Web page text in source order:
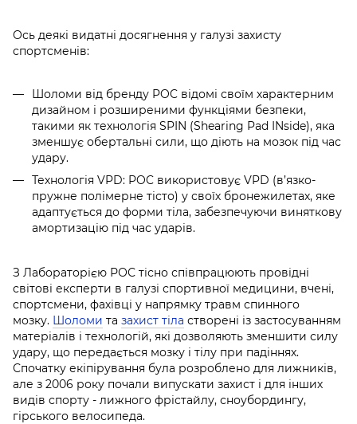
Ось деякі видатні досягнення у галузі захисту
спортсменів:
Шоломи від бренду POC відомі своїм характерним
дизайном і розширеними функціями безпеки,
такими як технологія SPIN (Shearing Pad INside), яка
зменшує обертальні сили, що діють на мозок під час
удару.
Технологія VPD: POC використовує VPD (в’язко-
пружне полімерне тісто) у своїх бронежилетах, яке
адаптується до форми тіла, забезпечуючи виняткову
амортизацію під час ударів.
З Лабораторією РОС тісно співпрацюють провідні
світові експерти в галузі спортивної медицини, вчені,
спортсмени, фахівці у напрямку травм спинного
мозку. Шоломи та захист тіла створені із застосуванням
матеріалів і технологій, які дозволяють зменшити силу
удару, що передається мозку і тілу при падіннях.
Спочатку екіпірування була розроблено для лижників,
але з 2006 року почали випускати захист і для інших
видів спорту - лижного фрістайлу, сноубордингу,
гірського велосипеда.